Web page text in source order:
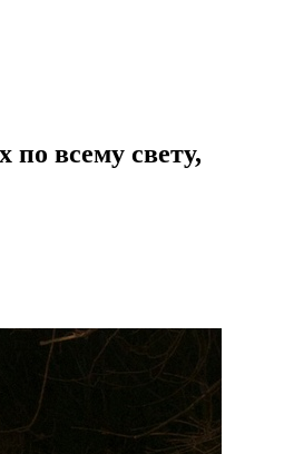
по всему свету,